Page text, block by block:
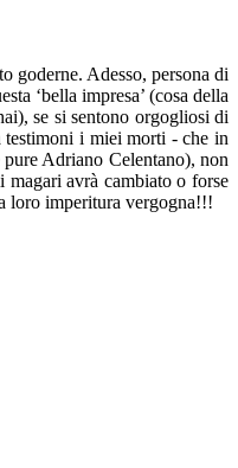
goderne. Adesso, persona di
‘bella impresa’ (cosa della
se si sentono orgogliosi di
testimoni i miei morti - che in
Adriano Celentano), non
magari avrà cambiato o forse
loro imperitura vergogna!!!